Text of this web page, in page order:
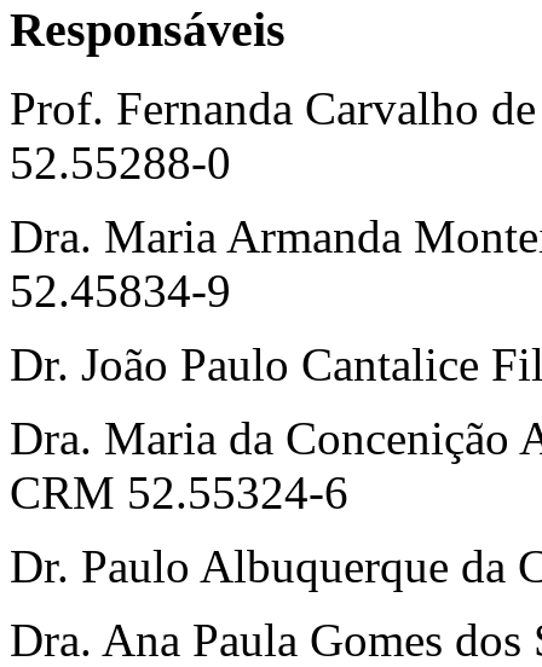
Responsáveis
Prof. Fernanda Carvalho
52.55288-0
Dra. Maria Armanda
52.45834-9
Dr. João Paulo Cantalice
Dra. Maria da Concenição
CRM 52.55324-6
Dr. Paulo Albuquerque da
Dra. Ana Paula Gomes